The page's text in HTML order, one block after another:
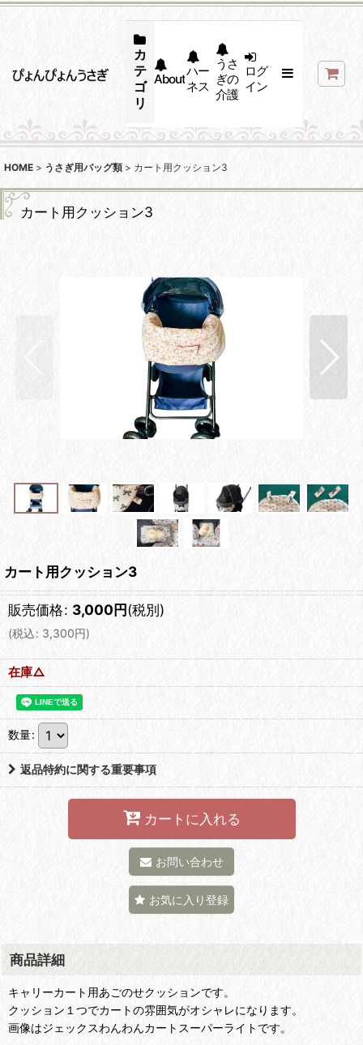
カ
テ
ゴ
リ
Aboutハー
ネス
うさ
ぎの
介護
ログ
イン
HOME > うさぎ用バッグ類 > カート用クッション3
カート用クッション3
カート用クッション3
販売価格: 3,000円(税別)
(税込: 3,300円)
在庫△
数量:
返品特約に関する重要事項
カートに入れる
お問い合わせ
お気に入り登録
商品詳細
キャリーカート用あごのせクッションです。
クッション１つでカートの雰囲気がオシャレになります。
画像はジェックスわんわんカートスーパーライトです。